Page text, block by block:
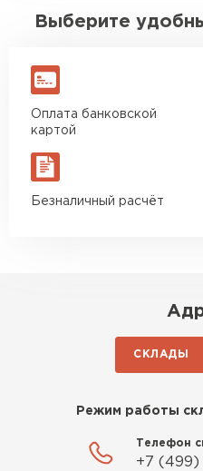
Выберите
Оплата банковской
картой
Безналичный расчёт
СКЛАДЫ
Режим работы
Телефон
+7 (499)